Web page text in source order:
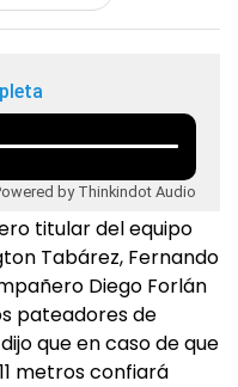
by Thinkindot Audio
titular del equipo
Tabárez, Fernando
Diego Forlán
pateadores de
que en caso de que
metros confiará